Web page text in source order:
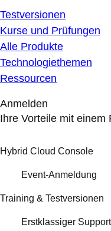
Testversionen
Kurse und Prüfungen
Alle Produkte
Technologiethemen
Ressourcen
Anmelden
Ihre Vorteile mit einem
Hybrid Cloud Console
Event-Anmeldung
Training & Testversionen
Erstklassiger Support